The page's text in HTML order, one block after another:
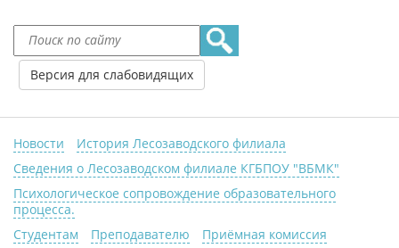
Версия для слабовидящих
Новости
История Лесозаводского филиала
Сведения о Лесозаводском филиале КГБПОУ "ВБМК"
Психологическое сопровождение образовательного
процесса.
Студентам
Преподавателю
Приёмная комиссия